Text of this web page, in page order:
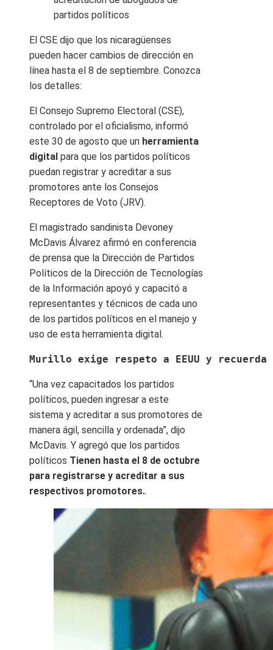
El CSE dijo que los nicaragüenses
pueden hacer cambios de dirección en
línea hasta el 8 de septiembre. Conozca
los detalles:
El Consejo Supremo Electoral (CSE),
controlado por el oficialismo, informó
este 30 de agosto que un herramienta
digital para que los partidos políticos
puedan registrar y acreditar a sus
promotores ante los Consejos
Receptores de Voto (JRV).
El magistrado sandinista Devoney
McDavis Álvarez afirmó en conferencia
de prensa que la Dirección de Partidos
Políticos de la Dirección de Tecnologías
de la Información apoyó y capacitó a
representantes y técnicos de cada uno
de los partidos políticos en el manejo y
uso de esta herramienta digital.
Murillo exige respeto a EEUU y
“Una vez capacitados los partidos
políticos, pueden ingresar a este
sistema y acreditar a sus promotores de
manera ágil, sencilla y ordenada”, dijo
McDavis. Y agregó que los partidos
políticos Tienen hasta el 8 de octubre
para registrarse y acreditar a sus
respectivos promotores..